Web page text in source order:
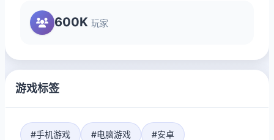
600K 玩家
游戏标签
#手机游戏 #电脑游戏 #安卓